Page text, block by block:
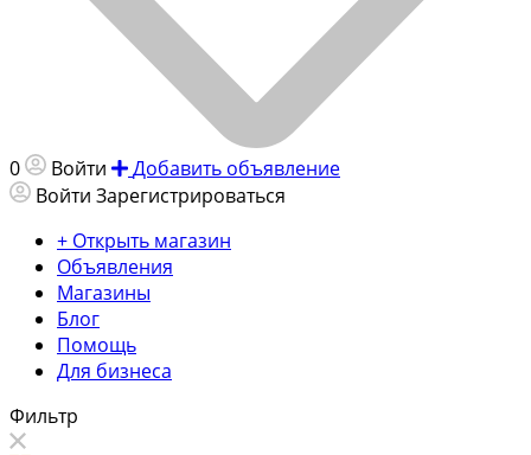
0 Войти
Добавить объявление
Войти Зарегистрироваться
+ Открыть магазин
Объявления
Магазины
Блог
Помощь
Для бизнеса
Фильтр